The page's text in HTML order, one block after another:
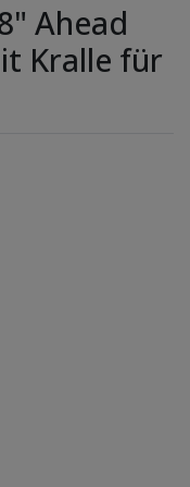
Ahead
Kralle für